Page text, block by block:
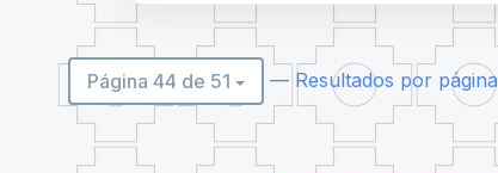
Página 44 de 51 — Resultados por página